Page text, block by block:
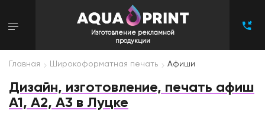
Изготовление рекламной
продукции
Главная Широкоформатная печать Афиши
Дизайн, изготовление, печать афиш
A1, A2, A3 в Луцке